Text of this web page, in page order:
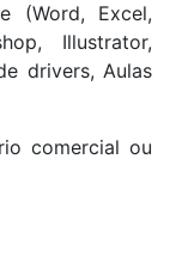
(Word, Excel,
Illustrator,
drivers, Aulas
comercial ou